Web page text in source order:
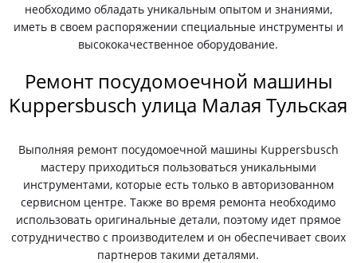
необходимо обладать уникальным опытом и знаниями,
иметь в своем распоряжении специальные инструменты и
высококачественное оборудование.
Ремонт посудомоечной машины
Kuppersbusch улица Малая Тульская
Выполняя ремонт посудомоечной машины Kuppersbusch
мастеру приходиться пользоваться уникальными
инструментами, которые есть только в авторизованном
сервисном центре. Также во время ремонта необходимо
использовать оригинальные детали, поэтому идет прямое
сотрудничество с производителем и он обеспечивает своих
партнеров такими деталями.